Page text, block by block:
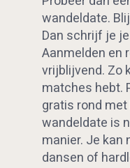
wandeldate.
Dan schrijf je
Aanmelden en
vrijblijvend. Zo
matches hebt.
gratis rond
wandeldate is
manier. Je kan
dansen of